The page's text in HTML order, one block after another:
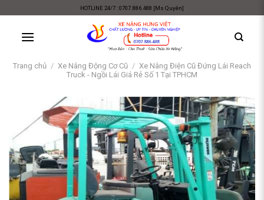
content
HOTLINE 24/7 : 0707.886.488 [Ms Quyên]
Trang chủ / Xe Nâng Động Cơ Cũ / Xe Nâng Điện Cũ Đứng Lái Reach
Truck - Ngồi Lái Giá Rẻ Số 1 Tại TPHCM